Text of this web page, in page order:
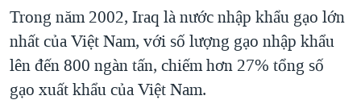
TRỊNH VĨNH BÌNH VS. CHÍNH PHỦ VIỆT NAM
NGƯ DÂN VIỆT VÀ LÀN SÓNG TRỘM HẢI SÂM
BÊN KIA QUỐC LỘ: TIẾNG VỌNG TỪ NÔNG THÔN MỸ
Trong năm 2002, Iraq là nước nhập khẩu gạo lớn
nhất của Việt Nam, với số lượng gạo nhập khẩu
lên đến 800 ngàn tấn, chiếm hơn 27% tổng số
gạo xuất khẩu của Việt Nam.